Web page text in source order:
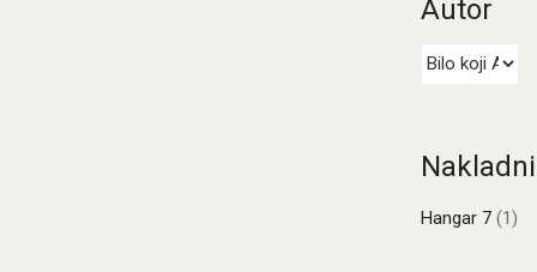
Autor
Hangar 7 (1)